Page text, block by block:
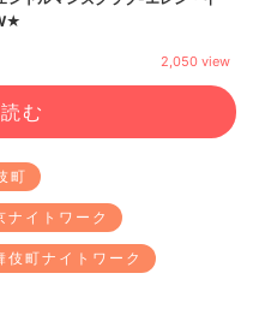
2,050 view
町
ナイトワーク
伎町ナイトワーク
む